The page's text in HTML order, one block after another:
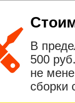
В
500
не
сборки